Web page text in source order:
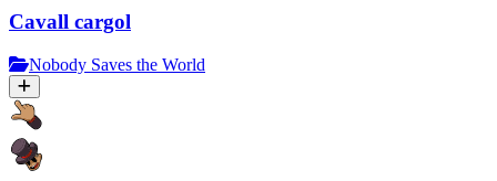
Cavall cargol
Nobody Saves the World